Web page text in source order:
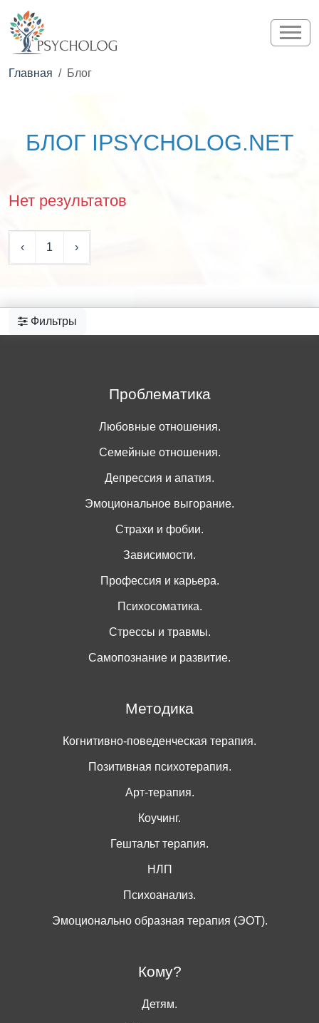
Главная Блог
БЛОГ IPSYCHOLOG.NET
Нет результатов
‹ 1 ›
Фильтры
Проблематика
Любовные отношения.
Семейные отношения.
Депрессия и апатия.
Эмоциональное выгорание.
Страхи и фобии.
Зависимости.
Профессия и карьера.
Психосоматика.
Стрессы и травмы.
Самопознание и развитие.
Методика
Когнитивно-поведенческая терапия.
Позитивная психотерапия.
Арт-терапия.
Коучинг.
Гештальт терапия.
НЛП
Психоанализ.
Эмоционально образная терапия (ЭОТ).
Кому?
Детям.